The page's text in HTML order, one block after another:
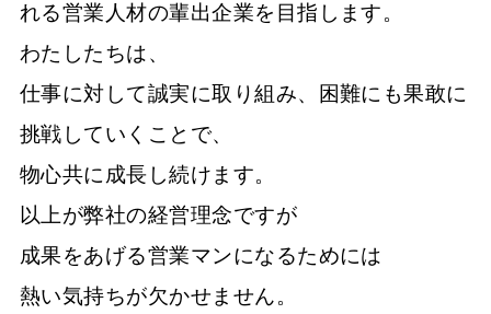
れる営業人材の輩出企業を目指します。
わたしたちは、
仕事に対して誠実に取り組み、困難にも果敢に
挑戦していくことで、
物心共に成長し続けます。
以上が弊社の経営理念ですが
成果をあげる営業マンになるためには
熱い気持ちが欠かせません。